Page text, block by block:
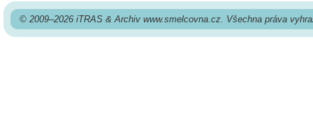
© 2009–2026 iTRAS & Archiv www.smelcovna.cz. Všechna práva